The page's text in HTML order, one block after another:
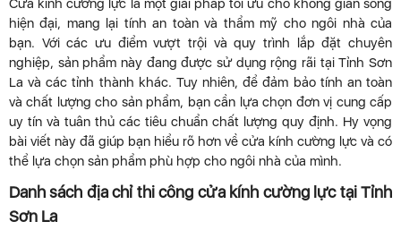
Cửa kính cường lực là một giải pháp tối ưu cho không gian sống
hiện đại, mang lại tính an toàn và thẩm mỹ cho ngôi nhà của
bạn. Với các ưu điểm vượt trội và quy trình lắp đặt chuyên
nghiệp, sản phẩm này đang được sử dụng rộng rãi tại Tỉnh Sơn
La và các tỉnh thành khác. Tuy nhiên, để đảm bảo tính an toàn
và chất lượng cho sản phẩm, bạn cần lựa chọn đơn vị cung cấp
uy tín và tuân thủ các tiêu chuẩn chất lượng quy định. Hy vọng
bài viết này đã giúp bạn hiểu rõ hơn về cửa kính cường lực và có
thể lựa chọn sản phẩm phù hợp cho ngôi nhà của mình.
Danh sách địa chỉ thi công cửa kính cường lực tại Tỉnh
Sơn La